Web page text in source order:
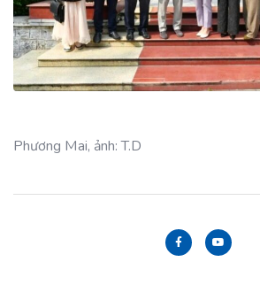
Phương Mai, ảnh: T.D